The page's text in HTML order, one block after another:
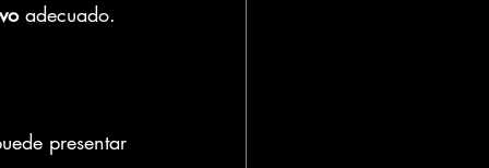
adecuado.
presentar